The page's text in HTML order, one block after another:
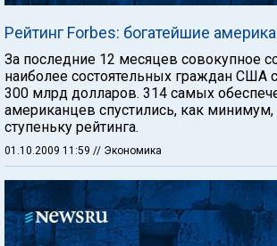
Рейтинг Forbes: богатейшие
За последние 12 месяцев совокупное
наиболее состоятельных граждан США
300 млрд долларов. 314 самых
американцев спустились, как минимум,
ступеньку рейтинга.
01.10.2009 11:59 // Экономика